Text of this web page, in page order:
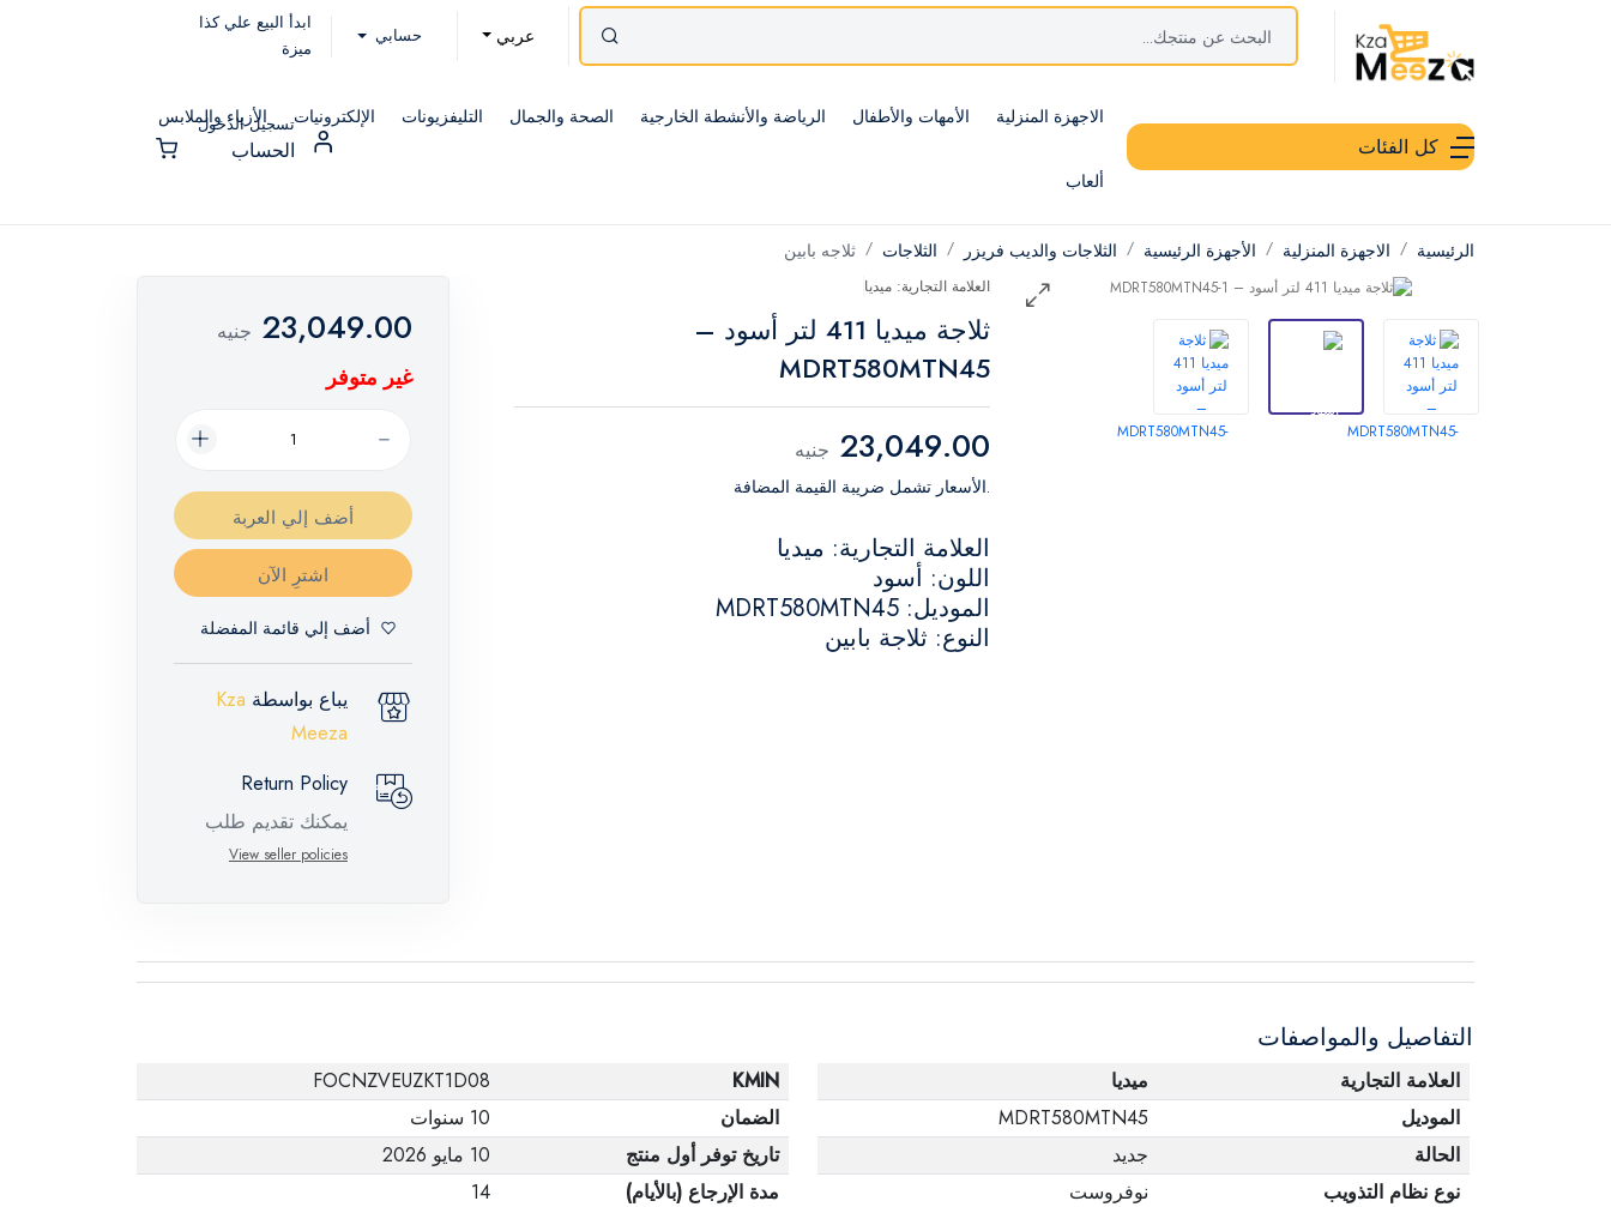
عربي حسابي
ابدأ البيع علي كذا
ميزة
كل الفئات
الاجهزة المنزلية الأمهات والأطفال الرياضة والأنشطة الخارجية الصحة والجمال التليفزيونات الإلكترونيات الأزياء والملابس
ألعاب
تسجيل الدخول
الحساب
الرئيسية الاجهزة المنزلية الأجهزة الرئيسية الثلاجات والديب فريزر الثلاجات ثلاجه بابين
العلامة التجارية: ميديا
ثلاجة ميديا 411 لتر أسود –
MDRT580MTN45
23,049.00 جنيه
.الأسعار تشمل ضريبة القيمة المضافة
العلامة التجارية: ميديا
اللون: أسود
الموديل: MDRT580MTN45
النوع: ثلاجة بابين
23,049.00 جنيه
غير متوفر
أضف إلي العربة
اشترِ الآن
أضف إلي قائمة المفضلة
يباع بواسطة Kza
Meeza
Return Policy
يمكنك تقديم طلب
إرجاع لهذه المنتجات
حالة وجود عيوب من
وقت وصول الطلب،
View seller policies
التفاصيل والمواصفات
العلامة التجارية
ميديا
الموديل
MDRT580MTN45
الحالة
جديد
نوع نظام التذويب
نوفروست
KMIN
FOCNZVEUZKT1D08
الضمان
10 سنوات
تاريخ توفر أول منتج
10 مايو 2026
مدة الإرجاع (بالأيام)
14